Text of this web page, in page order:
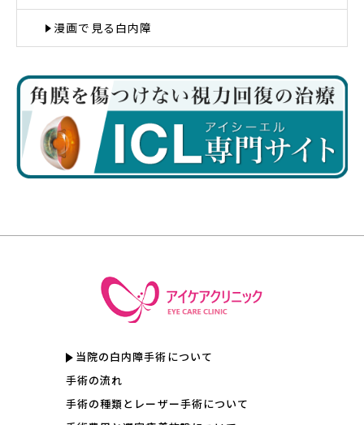
漫画で見る白内障
当院の白内障手術について
手術の流れ
手術の種類とレーザー手術について